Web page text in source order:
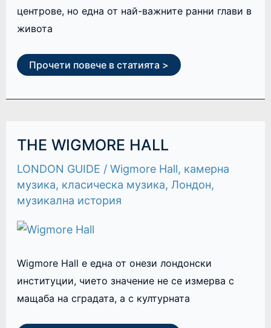
центрове, но една от най-важните ранни глави в
живота
Прочети повече в статията >
THE WIGMORE HALL
LONDON GUIDE / Wigmore Hall, камерна
музика, класическа музика, Лондон,
музикална история
Wigmore Hall е една от онези лондонски
институции, чието значение не се измерва с
мащаба на сградата, а с културната
THE
WIGMORE